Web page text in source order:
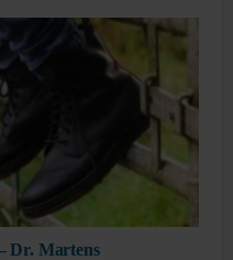
Dr. Martens